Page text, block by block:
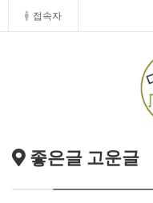
접속자
좋은글 고운글